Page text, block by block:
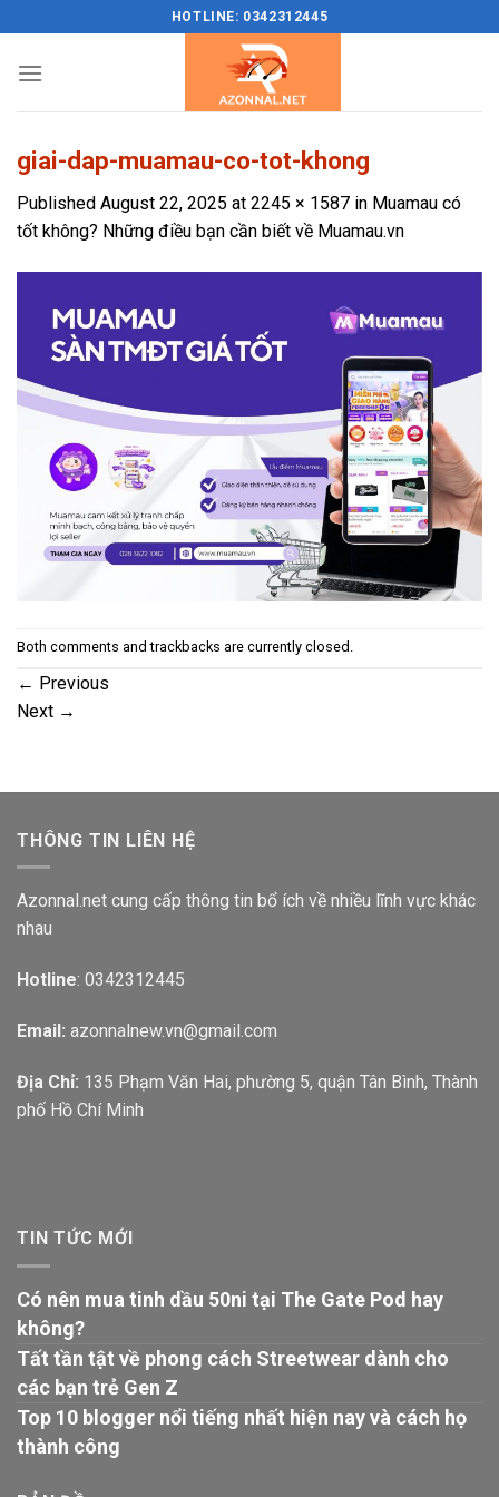
content
HOTLINE: 0342312445
giai-dap-muamau-co-tot-khong
Published August 22, 2025 at 2245 × 1587 in Muamau có
tốt không? Những điều bạn cần biết về Muamau.vn
Both comments and trackbacks are currently closed.
← Previous
Next →
THÔNG TIN LIÊN HỆ
Azonnal.net cung cấp thông tin bổ ích về nhiều lĩnh vực khác
nhau
Hotline: 0342312445
Email: azonnalnew.vn@gmail.com
Địa Chỉ: 135 Phạm Văn Hai, phường 5, quận Tân Bình, Thành
phố Hồ Chí Minh
TIN TỨC MỚI
Có nên mua tinh dầu 50ni tại The Gate Pod hay
không?
Tất tần tật về phong cách Streetwear dành cho
các bạn trẻ Gen Z
Top 10 blogger nổi tiếng nhất hiện nay và cách họ
thành công